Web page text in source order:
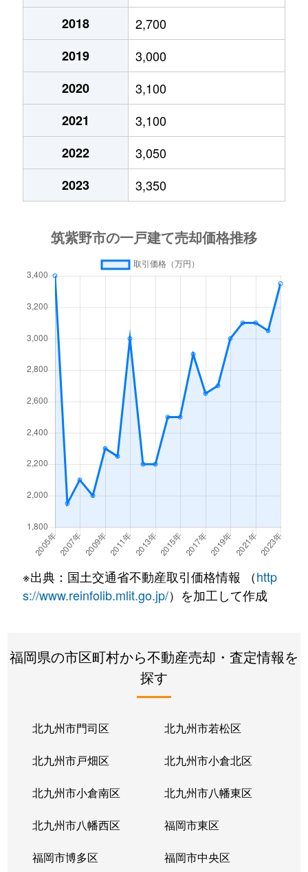
2018
2,700
2019
3,000
2020
3,100
2021
3,100
2022
3,050
2023
3,350
※出典：国土交通省不動産取引価格情報 （http
s://www.reinfolib.mlit.go.jp/）を加工して作成
福岡県の市区町村から不動産売却・査定情報を
探す
北九州市門司区 北九州市若松区
北九州市戸畑区 北九州市小倉北区
北九州市小倉南区 北九州市八幡東区
北九州市八幡西区 福岡市東区
福岡市博多区 福岡市中央区